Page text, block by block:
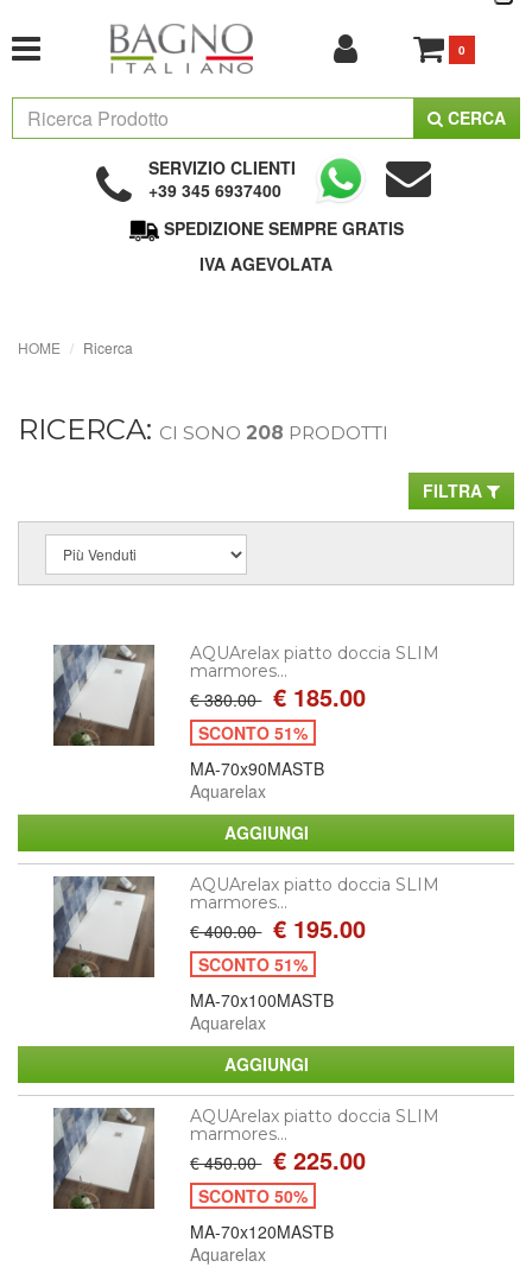
0
CERCA
SERVIZIO CLIENTI
+39 345 6937400
SPEDIZIONE SEMPRE GRATIS
IVA AGEVOLATA
HOME Ricerca
RICERCA: CI SONO 208 PRODOTTI
FILTRA
AQUArelax piatto doccia SLIM
marmores...
€ 380.00 € 185.00
SCONTO 51%
MA-70x90MASTB
Aquarelax
AQUArelax piatto doccia SLIM
marmores...
€ 400.00 € 195.00
SCONTO 51%
MA-70x100MASTB
Aquarelax
AQUArelax piatto doccia SLIM
marmores...
€ 450.00 € 225.00
SCONTO 50%
MA-70x120MASTB
Aquarelax